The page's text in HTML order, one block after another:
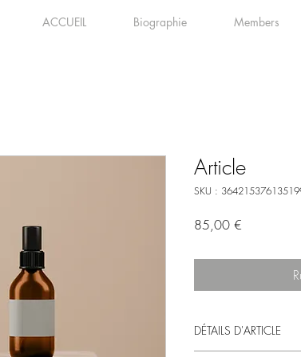
ACCUEIL Biographie Members
Article
SKU :
85,00 €
DÉTAILS D'ARTICLE